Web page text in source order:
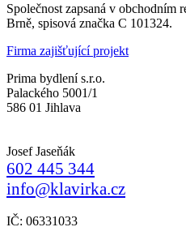
Společnost zapsaná v obchodním
Brně, spisová značka C 101324.
Firma zajišťující projekt
Prima bydlení s.r.o.
Palackého 5001/1
586 01 Jihlava
Josef Jaseňák
602 445 344
info@klavirka.cz
IČ: 06331033